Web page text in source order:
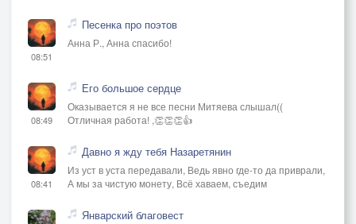
08:51
Песенка про поэтов
Анна Р., Анна спасибо!
08:49
Его большое сердце
Оказывается я не все песни Митяева слышал((
Отличная работа! ,👏👏👏👍
08:41
Давно я жду тебя Назаретянин
Из уст в уста передавали, Ведь явно где-то да приврали,
А мы за чистую монету, Всё хаваем, съедим
Январский благовест